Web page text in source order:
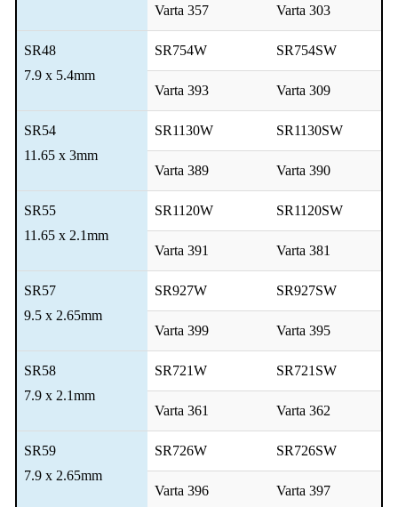
Varta 357
Varta 303
SR48
7.9 x 5.4mm
SR754W SR754SW
Varta 393 Varta 309
SR54
11.65 x 3mm
SR1130W SR1130SW
Varta 389 Varta 390
SR55
11.65 x 2.1mm
SR1120W SR1120SW
Varta 391 Varta 381
SR57
9.5 x 2.65mm
SR927W SR927SW
Varta 399 Varta 395
SR58
7.9 x 2.1mm
SR721W SR721SW
Varta 361 Varta 362
SR59
7.9 x 2.65mm
SR726W SR726SW
Varta 396 Varta 397